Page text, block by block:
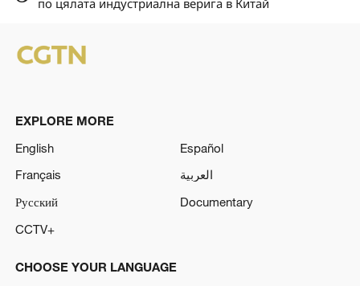
EXPLORE MORE
English
Español
Français
العربية
Русский
Documentary
CCTV+
CHOOSE YOUR LANGUAGE